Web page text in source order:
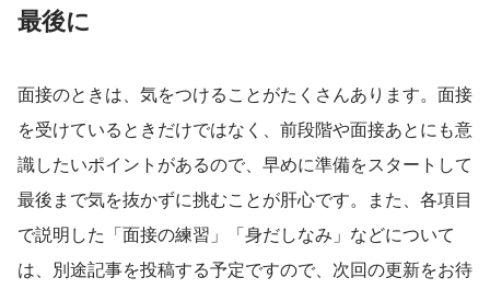
最後に
面接のときは、気をつけることがたくさんあります。面接
を受けているときだけではなく、前段階や面接あとにも意
識したいポイントがあるので、早めに準備をスタートして
最後まで気を抜かずに挑むことが肝心です。また、各項目
で説明した「面接の練習」「身だしなみ」などについて
は、別途記事を投稿する予定ですので、次回の更新をお待